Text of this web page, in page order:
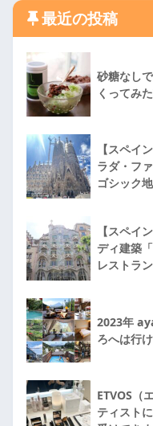
最近の投稿
砂糖なし
くってみ
【スペイ
ラダ・フ
ゴシック
【スペイ
ディ建築
レストラン
2023年
ろへは行
ETVOS（
ティスト